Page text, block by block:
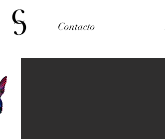
Contacto